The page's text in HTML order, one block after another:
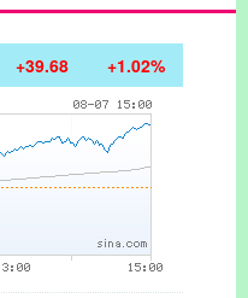
+39.68 +1.02%